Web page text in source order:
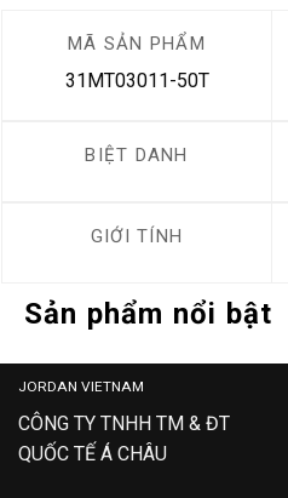
MÃ SẢN PHẨM
31MT03011-50T
BIỆT DANH
GIỚI TÍNH
Sản phẩm nổi bật
JORDAN VIETNAM
CÔNG TY TNHH TM & ĐT
QUỐC TẾ Á CHÂU